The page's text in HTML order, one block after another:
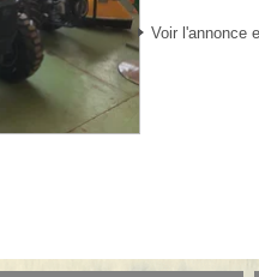
Voir l'annonce